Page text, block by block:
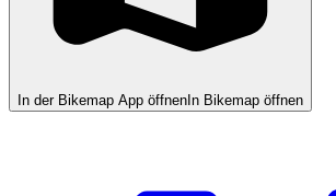
In der Bikemap App öffnen In Bikemap öffnen